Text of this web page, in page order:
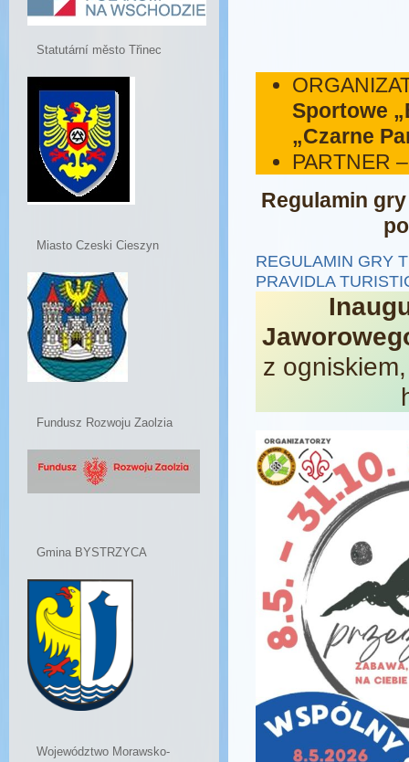
Sportowe
„Czarne
PARTNER
Regulamin
REGULAMIN GRY
PRAVIDLA
z
Statutární město Třinec
Miasto Czeski Cieszyn
Fundusz Rozwoju Zaolzia
Gmina BYSTRZYCA
Województwo Morawsko-